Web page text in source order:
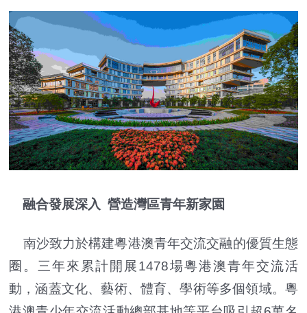
融合發展深入 營造灣區青年新家園
南沙致力於構建粵港澳青年交流交融的優質生態
圈。三年來累計開展1478場粵港澳青年交流活
動，涵蓋文化、藝術、體育、學術等多個領域。粵